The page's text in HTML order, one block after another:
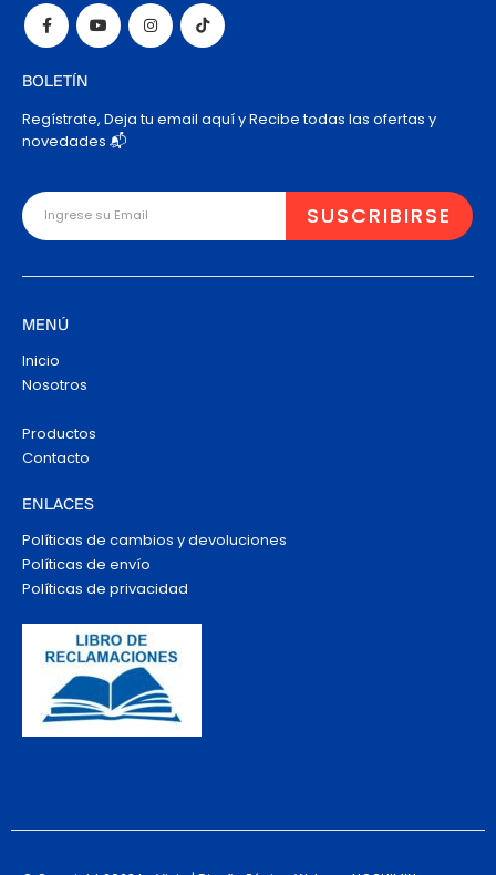
BOLETÍN
Regístrate, Deja tu email aquí y Recibe todas las ofertas y
novedades 📬
MENÚ
Inicio
Nosotros
Productos
Contacto
ENLACES
Políticas de cambios y devoluciones
Políticas de envío
Políticas de privacidad